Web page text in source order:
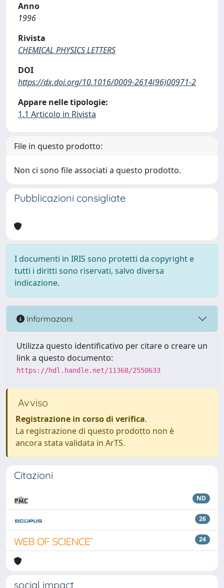
Anno
1996
Rivista
CHEMICAL PHYSICS LETTERS
DOI
https://dx.doi.org/10.1016/0009-2614(96)00971-2
Appare nelle tipologie:
1.1 Articolo in Rivista
File in questo prodotto:
Non ci sono file associati a questo prodotto.
Pubblicazioni consigliate
I documenti in IRIS sono protetti da copyright e
tutti i diritti sono riservati, salvo diversa
indicazione.
Informazioni
Utilizza questo identificativo per citare o creare un
link a questo documento:
https://hdl.handle.net/11368/2550633
Avviso
Registrazione in corso di verifica.
La registrazione di questo prodotto non è
ancora stata validata in ArTS.
Citazioni
ND
26
24
social impact